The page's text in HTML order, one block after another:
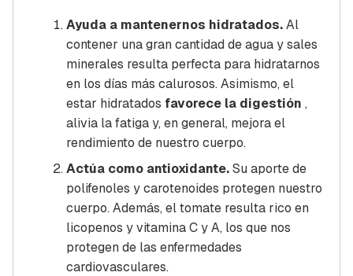
Ayuda a mantenernos hidratados.Al
contener una gran cantidad de agua y sales
minerales resulta perfecta para hidratarnos
en los días más calurosos. Asimismo, el
estar hidratados favorece la digestión ,
alivia la fatiga y, en general, mejora el
rendimiento de nuestro cuerpo.
Actúa como antioxidante.Su aporte de
polifenoles y carotenoides protegen nuestro
cuerpo. Además, el tomate resulta rico en
licopenos y vitamina C y A, los que nos
protegen de las enfermedades
cardiovasculares.